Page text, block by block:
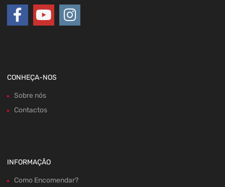
CONHEÇA-NOS
Sobre nós
Contactos
INFORMAÇÃO
Como Encomendar?